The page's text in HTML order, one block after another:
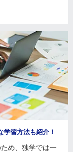
学習方法も紹介！
め、独学では一